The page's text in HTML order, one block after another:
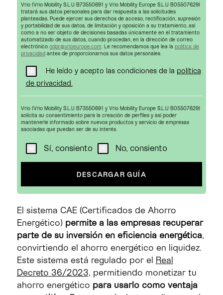
Vrio (Vrio Mobility S.L.U B73550691 y Vrio Mobility Europe S.L.U B05507629)
tratará sus datos personales para dar respuesta a las solicitudes
planteadas. Puede ejercer sus derechos de acceso, rectificación, supresión
y portabilidad de sus datos, de limitación y oposición a su tratamiento, así
como a no ser objeto de decisiones basadas únicamente en el tratamiento
automatizado de sus datos, cuando procedan, en la dirección de correo
electrónico gdpr@vrioeurope.com . Le recomendamos que lea la política de
privacidadantes de proporcionarnos sus datos personales.
He leído y acepto las condiciones de la política
de privacidad.
Vrio (Vrio Mobility S.L.U B73550691 y Vrio Mobility Europe S.L.U B05507629)
solicita su consentimiento para la creación de perfiles y así poder
mantenerle informado sobre nuevos productos y servicio de empresas
asociadas que puedan ser de su interés.
Sí, consiento No, consiento
El sistema CAE (Certificados de Ahorro
Energético) permite a las empresas recuperar
parte de su inversión en eficiencia energética,
convirtiendo el ahorro energético en liquidez.
Este sistema está regulado por el Real
Decreto 36/2023, permitiendo monetizar tu
ahorro energético para usarlo como ventaja